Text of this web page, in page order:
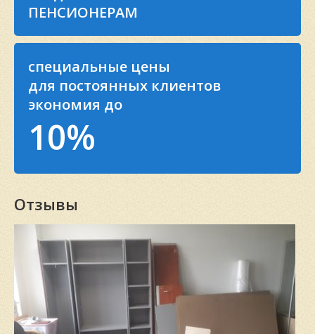
ПЕНСИОНЕРАМ
специальные цены
для постоянных клиентов
экономия до
10%
Отзывы